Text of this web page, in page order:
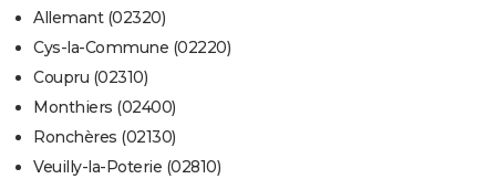
Allemant (02320)
Cys-la-Commune (02220)
Coupru (02310)
Monthiers (02400)
Ronchères (02130)
Veuilly-la-Poterie (02810)